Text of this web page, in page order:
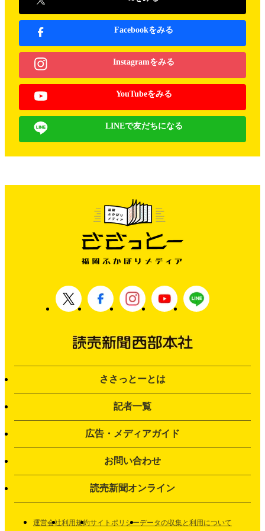
Facebookをみる
Instagramをみる
YouTubeをみる
LINEで友だちになる
ささっとーとは
記者一覧
広告・メディアガイド
お問い合わせ
読売新聞オンライン
運営会社利用規約サイトポリシーデータの収集と利用について